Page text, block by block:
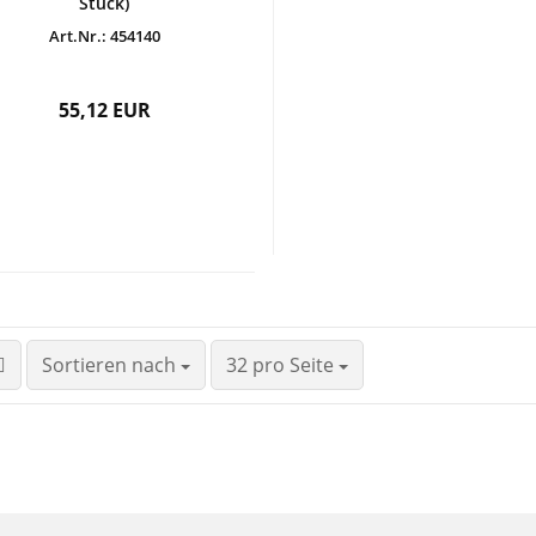
Art.Nr.: 454140
55,12 EUR
Sortieren nach 32 pro Seite